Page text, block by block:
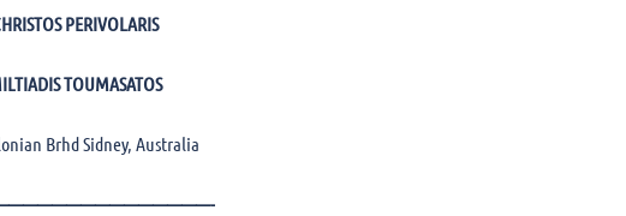
PERIVOLARIS
TOUMASATOS
Brhd Sidney, Australia